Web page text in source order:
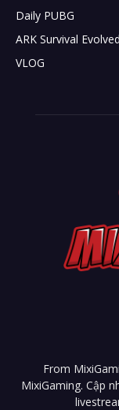
Daily PUBG
ARK Survival Evolved
VLOG
From
MixiGaming. Cập